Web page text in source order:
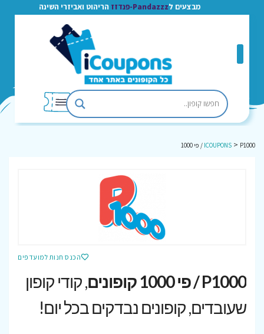
מבצעים ל Pandazzz-פנדזז הריהוט ואביזרי השינה
ICOUPONS > P1000 / פי 1000
הכנס חנות למועדפים
P1000 / פי 1000 קופונים
, קודי קופון
שעובדים, קופונים נבדקים בכל יום!